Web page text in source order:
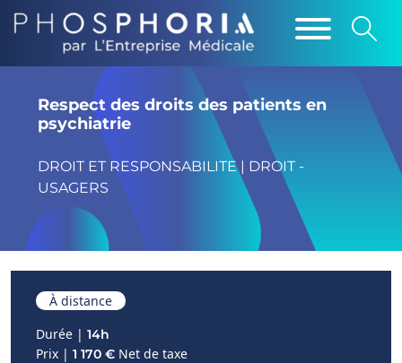
Respect des droits des patients en
psychiatrie
DROIT ET RESPONSABILITE | DROIT -
USAGERS
À distance
Durée | 14h
Prix | 1 170 € Net de taxe